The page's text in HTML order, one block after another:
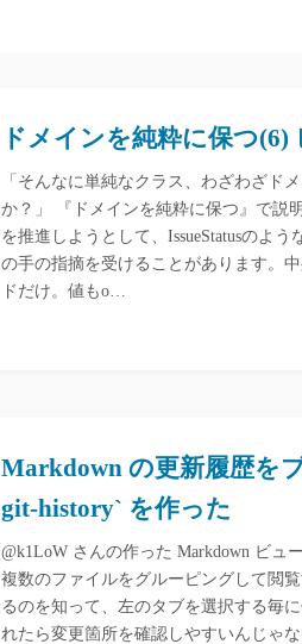
ドメインを純粋に保つ
「そんなに単純なクラス、わざわざド
か？」 『ドメインを純粋に保つ』で説
を推進しようとして、IssueStatusのよ
の手の指摘を受けることがあります。
ドだけ。値もo…
Markdown の更新履歴を
git-history` を作った
@k1LoW さんの作った Markdown ビュ
複数のファイルをグルーピングして閲
るのを知って、左のタブを選択する毎
れたら変更箇所を確認しやすいんじゃ